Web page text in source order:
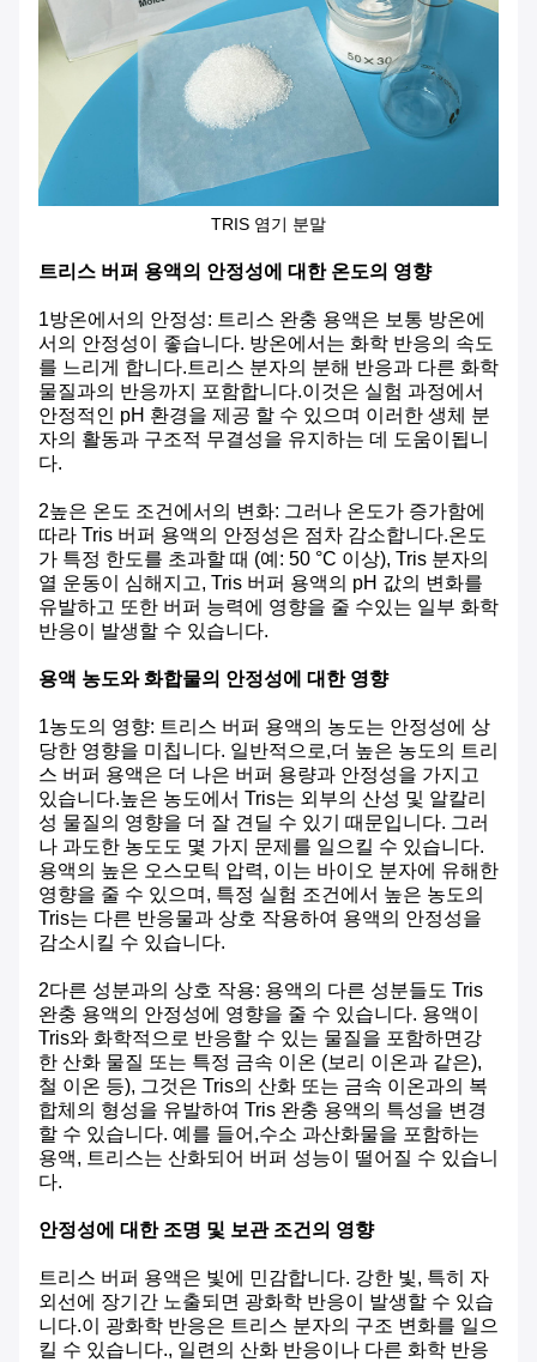
TRIS 염기 분말
트리스 버퍼 용액의 안정성에 대한 온도의 영향
1방온에서의 안정성: 트리스 완충 용액은 보통 방온에
서의 안정성이 좋습니다. 방온에서는 화학 반응의 속도
를 느리게 합니다.트리스 분자의 분해 반응과 다른 화학
물질과의 반응까지 포함합니다.이것은 실험 과정에서
안정적인 pH 환경을 제공 할 수 있으며 이러한 생체 분
자의 활동과 구조적 무결성을 유지하는 데 도움이됩니
다.
2높은 온도 조건에서의 변화: 그러나 온도가 증가함에
따라 Tris 버퍼 용액의 안정성은 점차 감소합니다.온도
가 특정 한도를 초과할 때 (예: 50 °C 이상), Tris 분자의
열 운동이 심해지고, Tris 버퍼 용액의 pH 값의 변화를
유발하고 또한 버퍼 능력에 영향을 줄 수있는 일부 화학
반응이 발생할 수 있습니다.
용액 농도와 화합물의 안정성에 대한 영향
1농도의 영향: 트리스 버퍼 용액의 농도는 안정성에 상
당한 영향을 미칩니다. 일반적으로,더 높은 농도의 트리
스 버퍼 용액은 더 나은 버퍼 용량과 안정성을 가지고
있습니다.높은 농도에서 Tris는 외부의 산성 및 알칼리
성 물질의 영향을 더 잘 견딜 수 있기 때문입니다. 그러
나 과도한 농도도 몇 가지 문제를 일으킬 수 있습니다.
용액의 높은 오스모틱 압력, 이는 바이오 분자에 유해한
영향을 줄 수 있으며, 특정 실험 조건에서 높은 농도의
Tris는 다른 반응물과 상호 작용하여 용액의 안정성을
감소시킬 수 있습니다.
2다른 성분과의 상호 작용: 용액의 다른 성분들도 Tris
완충 용액의 안정성에 영향을 줄 수 있습니다. 용액이
Tris와 화학적으로 반응할 수 있는 물질을 포함하면강
한 산화 물질 또는 특정 금속 이온 (보리 이온과 같은),
철 이온 등), 그것은 Tris의 산화 또는 금속 이온과의 복
합체의 형성을 유발하여 Tris 완충 용액의 특성을 변경
할 수 있습니다. 예를 들어,수소 과산화물을 포함하는
용액, 트리스는 산화되어 버퍼 성능이 떨어질 수 있습니
다.
안정성에 대한 조명 및 보관 조건의 영향
트리스 버퍼 용액은 빛에 민감합니다. 강한 빛, 특히 자
외선에 장기간 노출되면 광화학 반응이 발생할 수 있습
니다.이 광화학 반응은 트리스 분자의 구조 변화를 일으
킬 수 있습니다., 일련의 산화 반응이나 다른 화학 반응